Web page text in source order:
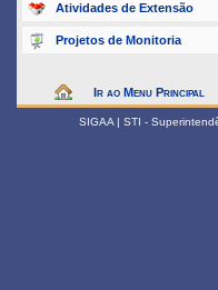
Atividades de Extensão
Projetos de Monitoria
Ir ao Menu Principal
SIGAA | STI -